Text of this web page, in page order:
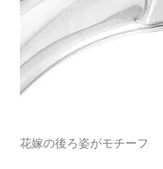
花嫁の後ろ姿がモチーフ